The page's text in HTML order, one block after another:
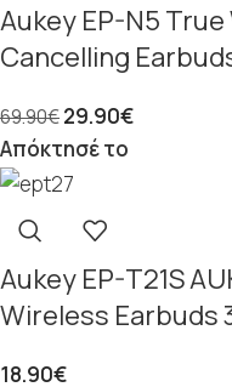
Aukey EP-N5
Cancelling
69.90€29.90€
Απόκτησέ το
Aukey EP-T21S
Wireless Earbuds
18.90€